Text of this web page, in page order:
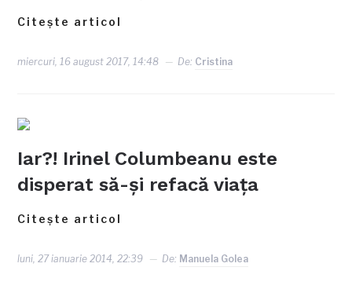
Citește articol
miercuri, 16 august 2017, 14:48 De: Cristina
Iar?! Irinel Columbeanu este
disperat să-şi refacă viaţa
Citește articol
luni, 27 ianuarie 2014, 22:39 De: Manuela Golea